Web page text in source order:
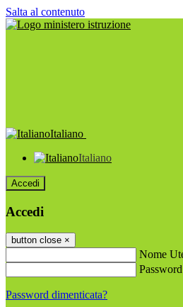
Salta al contenuto
Italiano
Italiano
Accedi
Accedi
button close ×
Nome
Password
Password dimenticata?